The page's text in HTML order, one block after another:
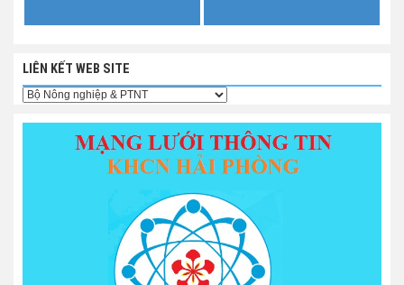
LIÊN KẾT WEB SITE